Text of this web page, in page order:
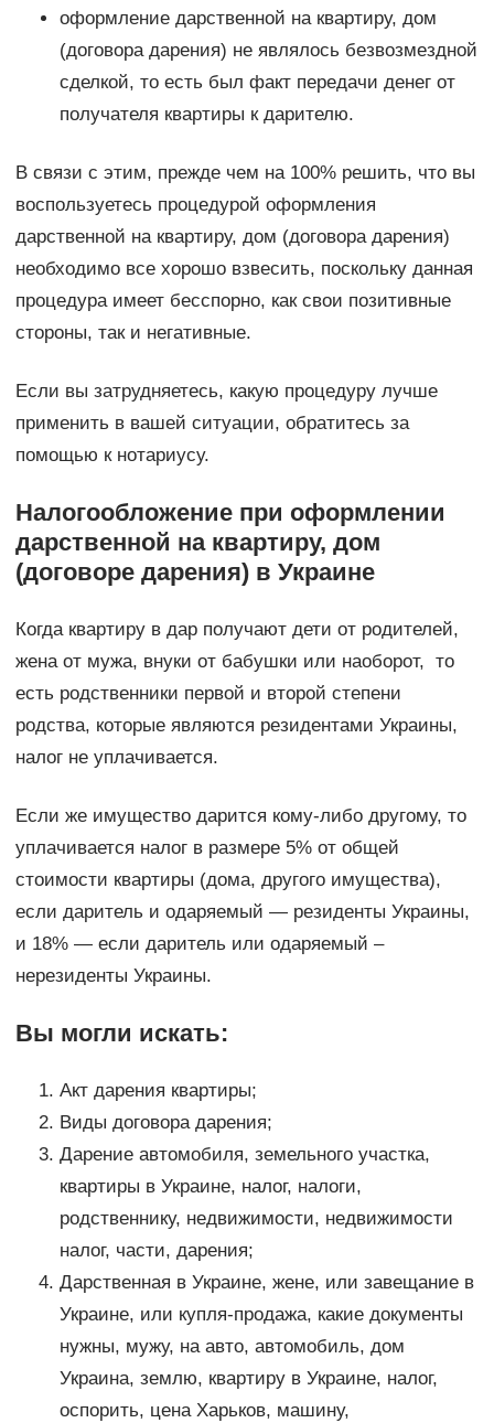
оформление дарственной на квартиру, дом
(договора дарения) не являлось безвозмездной
сделкой, то есть был факт передачи денег от
получателя квартиры к дарителю.
В связи с этим, прежде чем на 100% решить, что вы
воспользуетесь процедурой оформления
дарственной на квартиру, дом (договора дарения)
необходимо все хорошо взвесить, поскольку данная
процедура имеет бесспорно, как свои позитивные
стороны, так и негативные.
Если вы затрудняетесь, какую процедуру лучше
применить в вашей ситуации, обратитесь за
помощью к нотариусу.
Налогообложение при оформлении
дарственной на квартиру, дом
(договоре дарения) в Украине
Когда квартиру в дар получают дети от родителей,
жена от мужа, внуки от бабушки или наоборот, то
есть родственники первой и второй степени
родства, которые являются резидентами Украины,
налог не уплачивается.
Если же имущество дарится кому-либо другому, то
уплачивается налог в размере 5% от общей
стоимости квартиры (дома, другого имущества),
если даритель и одаряемый — резиденты Украины,
и 18% — если даритель или одаряемый –
нерезиденты Украины.
Вы могли искать:
Акт дарения квартиры;
Виды договора дарения;
Дарение автомобиля, земельного участка,
квартиры в Украине, налог, налоги,
родственнику, недвижимости, недвижимости
налог, части, дарения;
Дарственная в Украине, жене, или завещание в
Украине, или купля-продажа, какие документы
нужны, мужу, на авто, автомобиль, дом
Украина, землю, квартиру в Украине, налог,
оспорить, цена Харьков, машину,